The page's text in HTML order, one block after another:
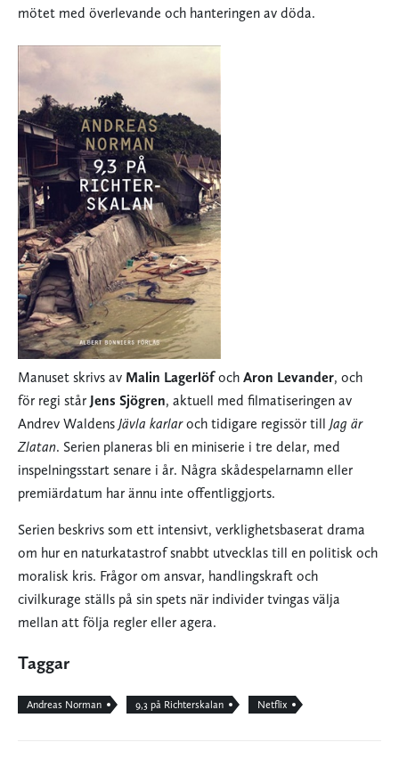
mötet med överlevande och hanteringen av döda.
Manuset skrivs av Malin Lagerlöfoch Aron Levander, och
för regi står Jens Sjögren, aktuell med filmatiseringen av
Andrev Waldens Jävla karlaroch tidigare regissör till Jag är
Zlatan. Serien planeras bli en miniserie i tre delar, med
inspelningsstart senare i år. Några skådespelarnamn eller
premiärdatum har ännu inte offentliggjorts.
Serien beskrivs som ett intensivt, verklighetsbaserat drama
om hur en naturkatastrof snabbt utvecklas till en politisk och
moralisk kris. Frågor om ansvar, handlingskraft och
civilkurage ställs på sin spets när individer tvingas välja
mellan att följa regler eller agera.
Taggar
Andreas Norman 9,3 på Richterskalan Netflix